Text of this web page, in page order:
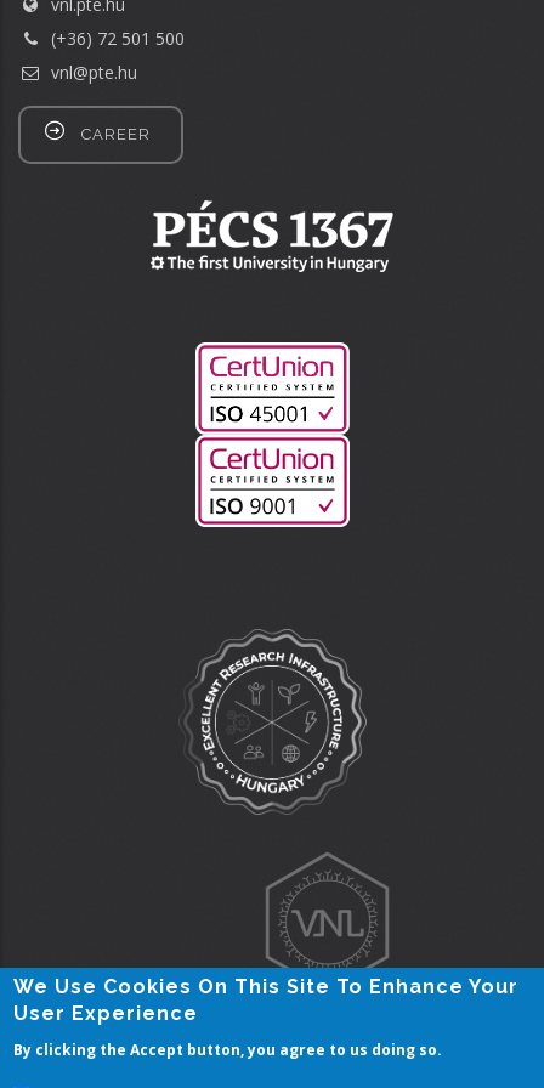
vnl.pte.hu
(+36) 72 501 500
vnl@pte.hu
CAREER
We Use Cookies On This Site To Enhance Your
User Experience
By clicking the Accept button, you agree to us doing so.